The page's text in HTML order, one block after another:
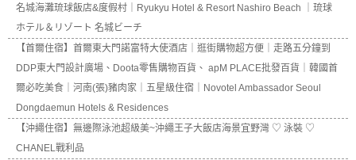
名城海灘琉球飯店&度假村｜Ryukyu Hotel & Resort Nashiro Beach ｜琉球
ホテル＆リゾート 名城ビーチ
【首爾住宿】首爾東大門諾富特大使酒店｜逛街購物超方便｜走路五分鐘到
DDP東大門設計廣場、Doota零售購物百貨、 apM PLACE批發百貨｜韓國首
爾必吃美食｜河南(張)豬肉家｜五星級住宿｜Novotel Ambassador Seoul
Dongdaemun Hotels & Residences
【沖繩住宿】無邊際泳池超級美~沖繩王子大飯店海景宜野灣 ♡ 泳裝 ♡
CHANEL戰利品